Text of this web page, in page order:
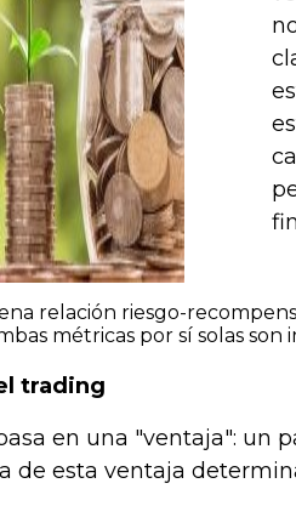
relación riesgo-
métricas por sí solas
trading
en una "ventaja":
de esta ventaja